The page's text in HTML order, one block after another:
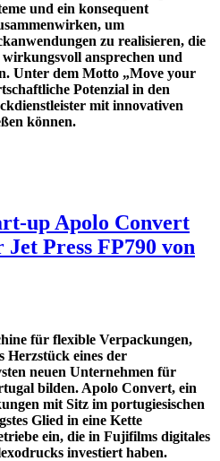
und ein konsequent
um
zu realisieren, die
ansprechen und
Unter dem Motto „Move your
Potenzial in den
mit innovativen
können.
up Apolo Convert
Press FP790 von
für flexible Verpackungen,
Herzstück eines der
neuen Unternehmen für
bilden. Apolo Convert, ein
mit Sitz im portugiesischen
Glied in eine Kette
ein, die in Fujifilms digitales
investiert haben.